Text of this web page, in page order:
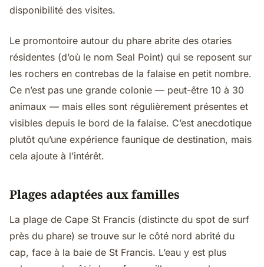
disponibilité des visites.
Le promontoire autour du phare abrite des otaries
résidentes (d’où le nom Seal Point) qui se reposent sur
les rochers en contrebas de la falaise en petit nombre.
Ce n’est pas une grande colonie — peut-être 10 à 30
animaux — mais elles sont régulièrement présentes et
visibles depuis le bord de la falaise. C’est anecdotique
plutôt qu’une expérience faunique de destination, mais
cela ajoute à l’intérêt.
Plages adaptées aux familles
La plage de Cape St Francis (distincte du spot de surf
près du phare) se trouve sur le côté nord abrité du
cap, face à la baie de St Francis. L’eau y est plus